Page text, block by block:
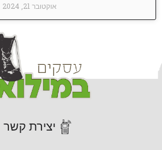
אוקטובר 21, 2024
יצירת קשר